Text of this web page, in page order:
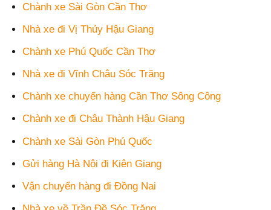
Chành xe Sài Gòn Cần Thơ
Nhà xe đi Vị Thủy Hậu Giang
Chành xe Phú Quốc Cần Thơ
Nhà xe đi Vĩnh Châu Sóc Trăng
Chành xe chuyển hàng Cần Thơ Sông Công
Chành xe đi Châu Thành Hậu Giang
Chành xe Sài Gòn Phú Quốc
Gửi hàng Hà Nội đi Kiên Giang
Vận chuyển hàng đi Đồng Nai